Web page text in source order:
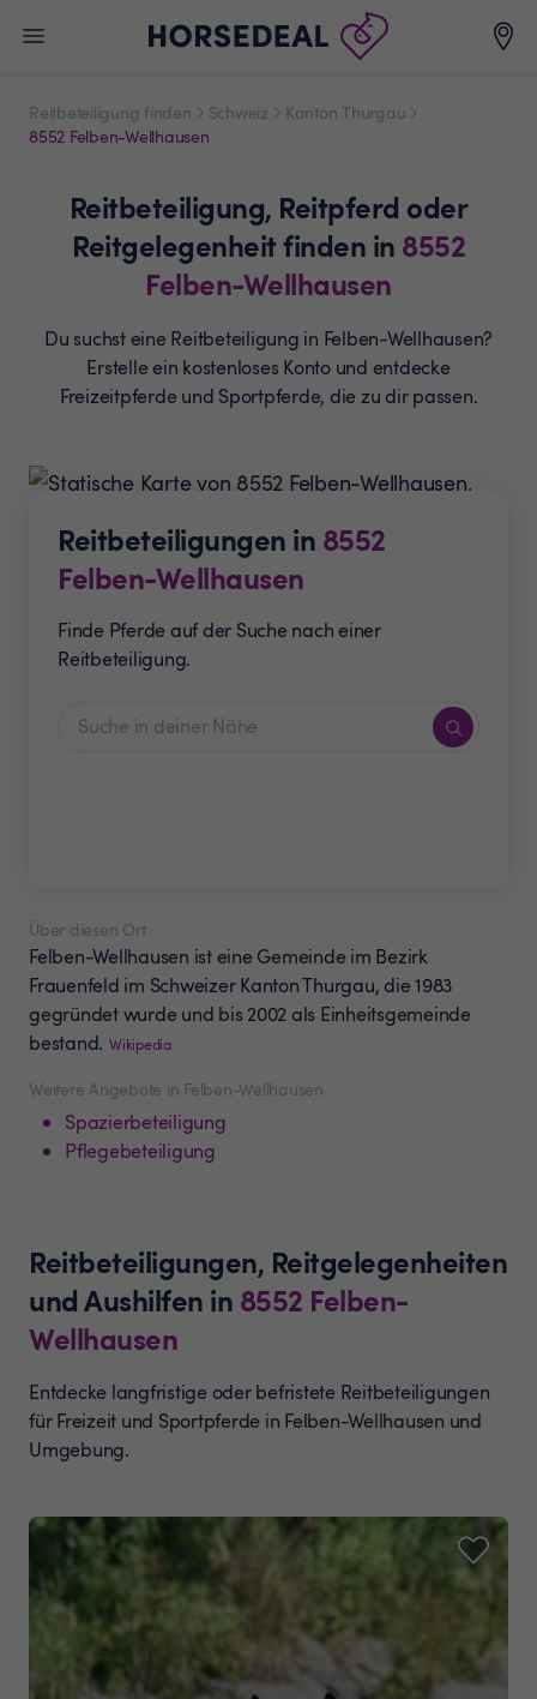
Reitbeteiligung finden Schweiz
Kanton Thurgau
8552 Felben-Wellhausen
Reitbeteiligung, Reitpferd oder
Reitgelegenheitfinden in 8552
Felben-Wellhausen
Du suchst eine Reitbeteiligung in Felben-Wellhausen?
Erstelle ein kostenloses Konto und entdecke
Freizeitpferde und Sportpferde, die zu dir passen.
Reitbeteiligungen in 8552
Felben-Wellhausen
Finde Pferde auf der Suche nach einer
Reitbeteiligung.
Weitere Angebote in Felben-Wellhausen
Spazierbeteiligung
Pflegebeteiligung
Über diesen Ort
Felben-Wellhausen ist eine Gemeinde im Bezirk
Frauenfeld im Schweizer Kanton Thurgau, die 1983
gegründet wurde und bis 2002 als Einheitsgemeinde
bestand. Wikipedia
Reitbeteiligungen, Reitgelegenheiten
und Aushilfen in 8552 Felben-
Wellhausen
Entdecke langfristige oder befristete Reitbeteiligungen
für Freizeit und Sportpferde in Felben-Wellhausen und
Umgebung.